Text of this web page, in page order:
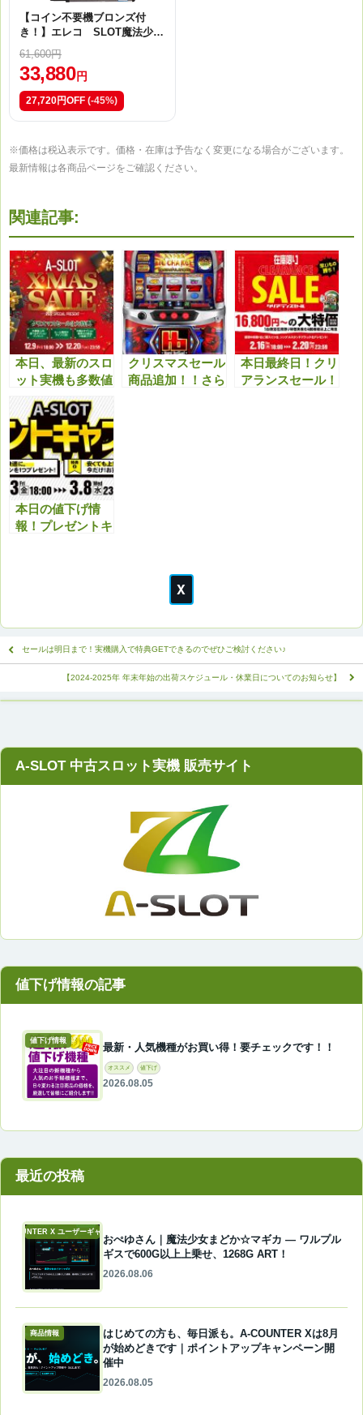
【コイン不要機ブロンズ付
き！】エレコ SLOT魔法少女
61,600円
33,880 円
27,720円OFF (-45%)
※価格は税込表示です。価格・在庫は予告なく変更になる場合がございます。
最新情報は各商品ページをご確認ください。
関連記事:
本日、最新のスロ
ット実機も多数値
下げ！クリスマス
セール特典と合わ
せてどうぞ！！
クリスマスセール
商品追加！！さら
本日最終日！クリ
アランスセール！
本日の値下げ情
報！プレゼントキ
セールは明日まで！実機購入で特典GETできるのでぜひご検討ください♪
【2024-2025年 年末年始の出荷スケジュール・休業日についてのお知らせ】
A-SLOT 中古スロット実機 販売サイト
値下げ情報
最新・人気機種がお買い得！要チェックです！！
オススメ 値下げ
2026.08.05
最近の投稿
A-COUNTER X ユーザーギャラリー
おぺゆさん｜魔法少女まどか☆マギカ ― ワルプル
ギスで600G以上上乗せ、1268G ART！
2026.08.06
商品情報
はじめての方も、毎日派も。A-COUNTER Xは8月
が始めどきです｜ポイントアップキャンペーン開
催中
2026.08.05